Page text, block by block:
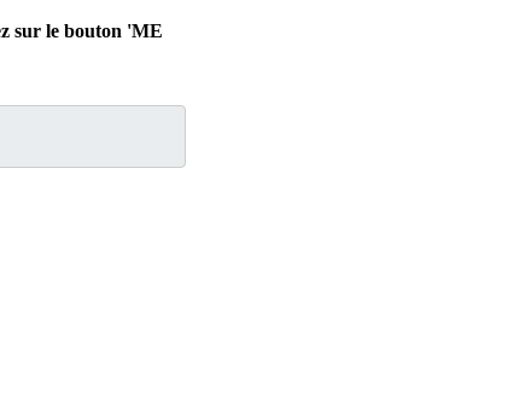
sur le bouton 'ME